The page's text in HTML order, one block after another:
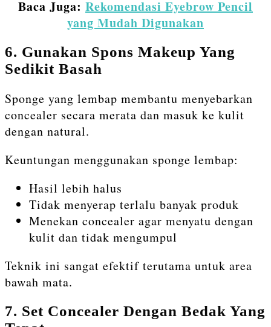
Baca Juga: Rekomendasi Eyebrow Pencil
yang Mudah Digunakan
6. Gunakan Spons Makeup Yang
Sedikit Basah
Sponge yang lembap membantu menyebarkan
concealer secara merata dan masuk ke kulit
dengan natural.
Keuntungan menggunakan sponge lembap:
Hasil lebih halus
Tidak menyerap terlalu banyak produk
Menekan concealer agar menyatu dengan
kulit dan tidak mengumpul
Teknik ini sangat efektif terutama untuk area
bawah mata.
7. Set Concealer Dengan Bedak Yang